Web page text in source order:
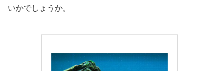
いかでしょうか。